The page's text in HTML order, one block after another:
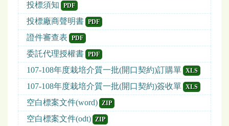
投標須知 PDF
投標廠商聲明書 PDF
證件審查表 PDF
委託代理授權書 PDF
107-108年度栽培介質一批(開口契約)訂購單 XLS
107-108年度栽培介質一批(開口契約)簽收單 XLS
空白標案文件(word) ZIP
空白標案文件(odt) ZIP